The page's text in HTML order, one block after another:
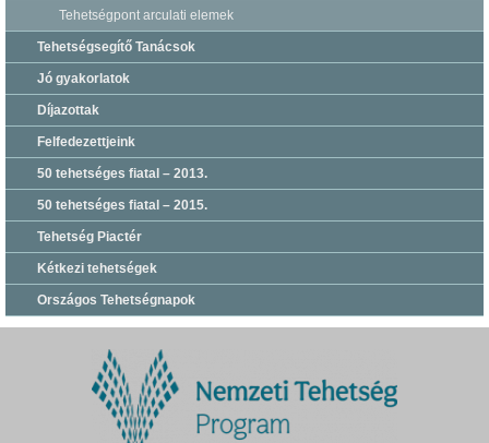
Tehetségpont arculati elemek
Tehetségsegítő Tanácsok
Jó gyakorlatok
Díjazottak
Felfedezettjeink
50 tehetséges fiatal – 2013.
50 tehetséges fiatal – 2015.
Tehetség Piactér
Kétkezi tehetségek
Országos Tehetségnapok